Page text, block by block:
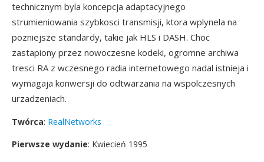
technicznym byla koncepcja adaptacyjnego
strumieniowania szybkosci transmisji, ktora wplynela na
pozniejsze standardy, takie jak HLS i DASH. Choc
zastapiony przez nowoczesne kodeki, ogromne archiwa
tresci RA z wczesnego radia internetowego nadal istnieja i
wymagaja konwersji do odtwarzania na wspolczesnych
urzadzeniach.
Twórca: RealNetworks
Pierwsze wydanie: Kwiecień 1995